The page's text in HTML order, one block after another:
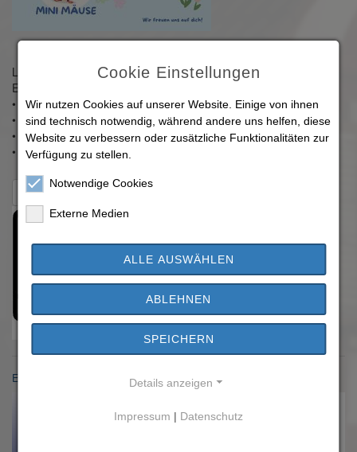
Laura Lotto, Tel.: 01626452537
E-Mail:
• Platz ab sofort
• Kinder im Alter zwischen 1-3 Jahren
• Montag bis Freitag (07:30 - 14:30 Uhr)
• mind. 30 Stunden pro Woche
Zurück zur Übersicht
Einwohnermeldeamt
Cookie Einstellungen
Wir nutzen Cookies auf unserer Website. Einige von ihnen
sind technisch notwendig, während andere uns helfen, diese
Website zu verbessern oder zusätzliche Funktionalitäten zur
Verfügung zu stellen.
Notwendige Cookies
Externe Medien
ALLE AUSWÄHLEN
ABLEHNEN
SPEICHERN
Details anzeigen
Impressum | Datenschutz